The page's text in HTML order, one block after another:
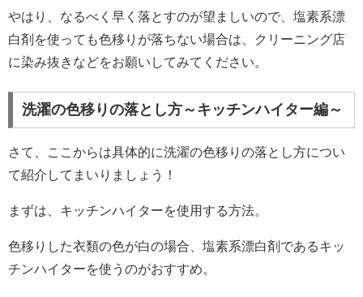
やはり、なるべく早く落とすのが望ましいので、塩素系漂
白剤を使っても色移りが落ちない場合は、クリーニング店
に染み抜きなどをお願いしてみてください。
洗濯の色移りの落とし方～キッチンハイター編～
さて、ここからは具体的に洗濯の色移りの落とし方につい
て紹介してまいりましょう！
まずは、キッチンハイターを使用する方法。
色移りした衣類の色が白の場合、塩素系漂白剤であるキッ
チンハイターを使うのがおすすめ。